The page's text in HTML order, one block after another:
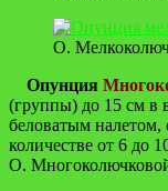
О.
Опунция
(группы) до 15 см в
беловатым
количестве от 6 до
О.